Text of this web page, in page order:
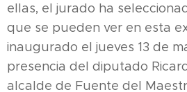
ellas, el jurado ha
que se pueden ver en esta
inaugurado el jueves 13 de
presencia del diputado
alcalde de Fuente del